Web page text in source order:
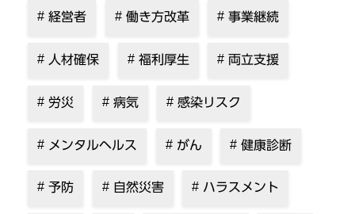
経営者 働き方改革 事業継続
人材確保 福利厚生 両立支援
労災 病気 感染リスク
メンタルヘルス がん 健康診断
予防 自然災害 ハラスメント